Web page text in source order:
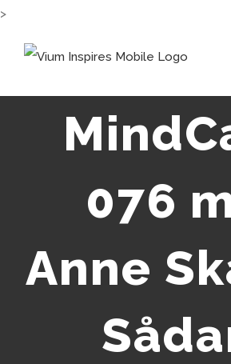
>
076
Anne